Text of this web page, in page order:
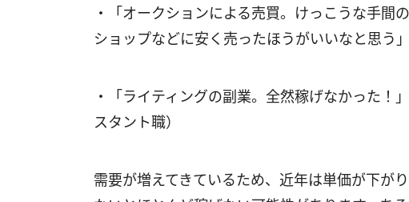
・「オークションによる売買。けっこうな手間
ショップなどに安く売ったほうがいいなと思う
・「ライティングの副業。全然稼げなかった！
スタント職）
需要が増えてきているため、近年は単価が下が